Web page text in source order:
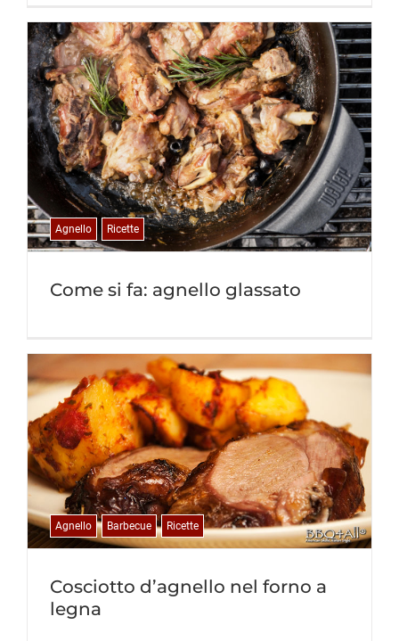
Come si fa: agnello glassato
Agnello Ricette
Cosciotto d’agnello nel forno a
legna
Agnello Barbecue Ricette